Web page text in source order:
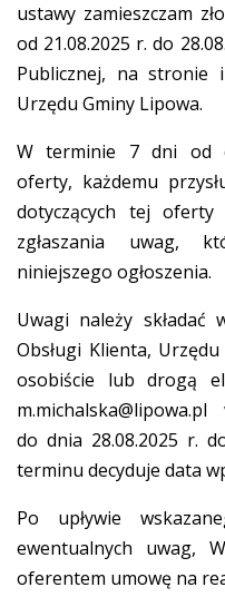
ustawy zamieszczam
od 21.08.2025 r. do
Publicznej, na stronie
Urzędu Gminy Lipowa.
W terminie 7 dni od
oferty, każdemu
dotyczących tej oferty
zgłaszania uwag,
niniejszego ogłoszenia.
Uwagi należy
Obsługi Klienta,
osobiście lub drogą
m.michalska@lipowa.pl
do dnia 28.08.2025 r.
terminu decyduje data
Po upływie
ewentualnych uwag,
oferentem umowę na